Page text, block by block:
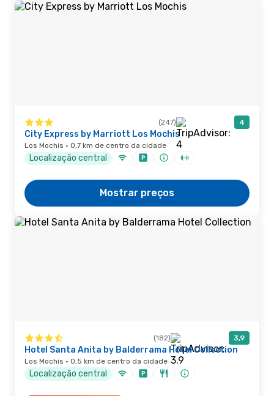
(247) 4
City Express by Marriott Los Mochis
Los Mochis · 0,7 km de centro da cidade
Localização central
Mostrar preços
(182) 3,9
Hotel Santa Anita by Balderrama Hotel Collection
Los Mochis · 0,5 km de centro da cidade
Localização central